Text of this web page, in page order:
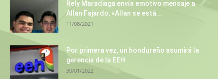
Rely Maradiaga envía emotivo mensaje a
Allan Fajardo, «Allan se está...
11/08/2021
Por primera vez, un hondureño asumirá la
gerencia de la EEH
30/01/2022